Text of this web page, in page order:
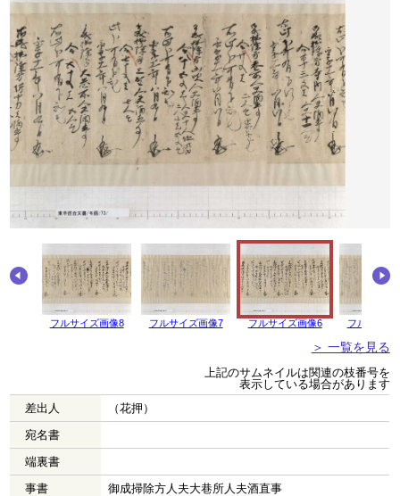
フルサイズ画像8 フルサイズ画像7 フルサイズ画像6 フルサイズ
＞ 一覧を見る
上記のサムネイルは関連の枝番号を
表示している場合があります
差出人
（花押）
宛名書
端裏書
事書
御成掃除方人夫大巷所人夫酒直事